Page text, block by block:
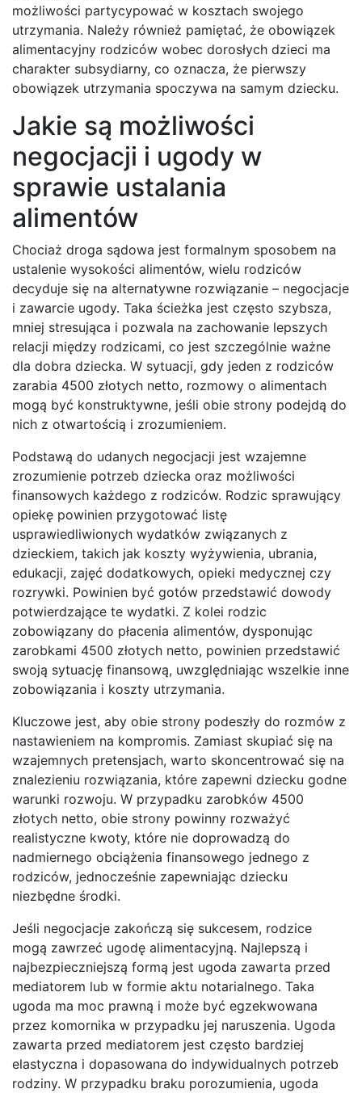
możliwości partycypować w kosztach swojego
utrzymania. Należy również pamiętać, że obowiązek
alimentacyjny rodziców wobec dorosłych dzieci ma
charakter subsydiarny, co oznacza, że pierwszy
obowiązek utrzymania spoczywa na samym dziecku.
Jakie są możliwości
negocjacji i ugody w
sprawie ustalania
alimentów
Chociaż droga sądowa jest formalnym sposobem na
ustalenie wysokości alimentów, wielu rodziców
decyduje się na alternatywne rozwiązanie – negocjacje
i zawarcie ugody. Taka ścieżka jest często szybsza,
mniej stresująca i pozwala na zachowanie lepszych
relacji między rodzicami, co jest szczególnie ważne
dla dobra dziecka. W sytuacji, gdy jeden z rodziców
zarabia 4500 złotych netto, rozmowy o alimentach
mogą być konstruktywne, jeśli obie strony podejdą do
nich z otwartością i zrozumieniem.
Podstawą do udanych negocjacji jest wzajemne
zrozumienie potrzeb dziecka oraz możliwości
finansowych każdego z rodziców. Rodzic sprawujący
opiekę powinien przygotować listę
usprawiedliwionych wydatków związanych z
dzieckiem, takich jak koszty wyżywienia, ubrania,
edukacji, zajęć dodatkowych, opieki medycznej czy
rozrywki. Powinien być gotów przedstawić dowody
potwierdzające te wydatki. Z kolei rodzic
zobowiązany do płacenia alimentów, dysponując
zarobkami 4500 złotych netto, powinien przedstawić
swoją sytuację finansową, uwzględniając wszelkie inne
zobowiązania i koszty utrzymania.
Kluczowe jest, aby obie strony podeszły do rozmów z
nastawieniem na kompromis. Zamiast skupiać się na
wzajemnych pretensjach, warto skoncentrować się na
znalezieniu rozwiązania, które zapewni dziecku godne
warunki rozwoju. W przypadku zarobków 4500
złotych netto, obie strony powinny rozważyć
realistyczne kwoty, które nie doprowadzą do
nadmiernego obciążenia finansowego jednego z
rodziców, jednocześnie zapewniając dziecku
niezbędne środki.
Jeśli negocjacje zakończą się sukcesem, rodzice
mogą zawrzeć ugodę alimentacyjną. Najlepszą i
najbezpieczniejszą formą jest ugoda zawarta przed
mediatorem lub w formie aktu notarialnego. Taka
ugoda ma moc prawną i może być egzekwowana
przez komornika w przypadku jej naruszenia. Ugoda
zawarta przed mediatorem jest często bardziej
elastyczna i dopasowana do indywidualnych potrzeb
rodziny. W przypadku braku porozumienia, ugoda